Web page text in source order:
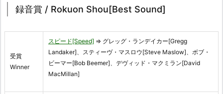
録音賞 / Rokuon Shou[Best Sound]
受賞
Winner
スピード[Speed] ⇒ グレッグ・ランデイカー[Gregg
Landaker]、スティーヴ・マスロウ[Steve Maslow]、ボブ・
ビーマー[Bob Beemer]、デヴィッド・マクミラン[David
MacMillan]